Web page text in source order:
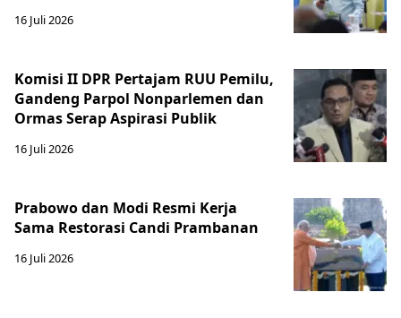
16 Juli 2026
Komisi II DPR Pertajam RUU Pemilu,
Gandeng Parpol Nonparlemen dan
Ormas Serap Aspirasi Publik
16 Juli 2026
Prabowo dan Modi Resmi Kerja
Sama Restorasi Candi Prambanan
16 Juli 2026